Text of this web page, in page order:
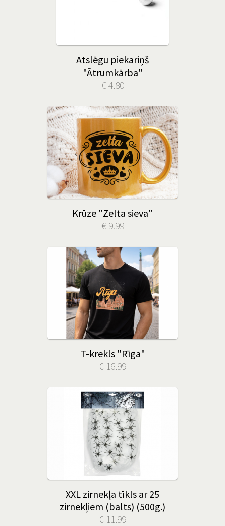
Atslēgu piekariņš
"Ātrumkārba"
€ 4.80
Krūze "Zelta sieva"
€ 9.99
T-krekls "Rīga"
€ 16.99
XXL zirnekļa tīkls ar 25
zirnekļiem (balts) (500g.)
€ 11.99